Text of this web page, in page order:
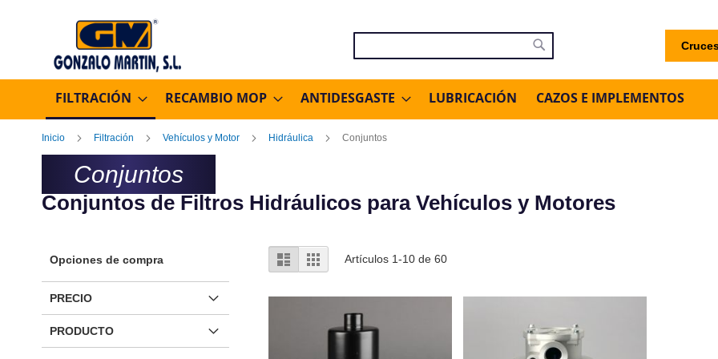
Buscar
FILTRACIÓN RECAMBIO MOP ANTIDESGASTE LUBRICACIÓN CAZOS E IMPLEMENTOS
Inicio Filtración Vehículos y Motor Hidráulica Conjuntos
Conjuntos
Conjuntos de Filtros Hidráulicos para Vehículos y Motores
Ver
como
Lista ParrillaArtículos 1-10 de60
Opciones de compra
PRECIO
PRODUCTO